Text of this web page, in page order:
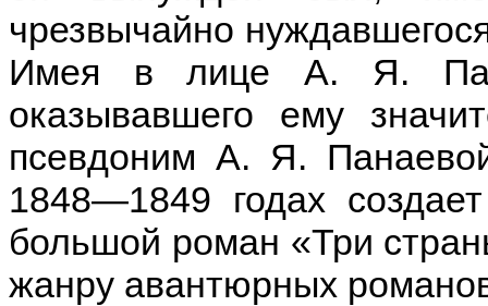
чрезвычайно
Имея в лице А. Я.
оказывавшего ему
псевдоним А. Я.
1848—1849 годах
большой роман «Три
жанру авантюрных